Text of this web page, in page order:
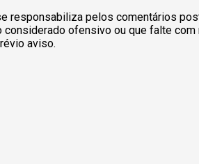
responsabiliza pelos comentários
considerado ofensivo ou que falte
aviso.